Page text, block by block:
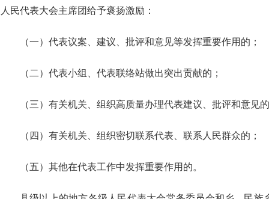
人民代表大会主席团给予褒扬激励：
（一）代表议案、建议、批评和意见等发挥重要作用的；
（二）代表小组、代表联络站做出突出贡献的；
（三）有关机关、组织高质量办理代表建议、批评和意见
（四）有关机关、组织密切联系代表、联系人民群众的；
（五）其他在代表工作中发挥重要作用的。